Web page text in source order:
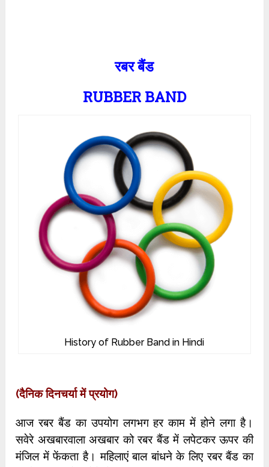
रबर बैंड
RUBBER BAND
History of Rubber Band in Hindi
(दैनिक दिनचर्या में प्रयोग)
आज रबर बैंड का उपयोग लगभग हर काम में होने लगा है।
सवेरे अखबारवाला अखबार को रबर बैंड में लपेटकर ऊपर की
मंजिल में फेंकता है। महिलाएं बाल बांधने के लिए रबर बैंड का